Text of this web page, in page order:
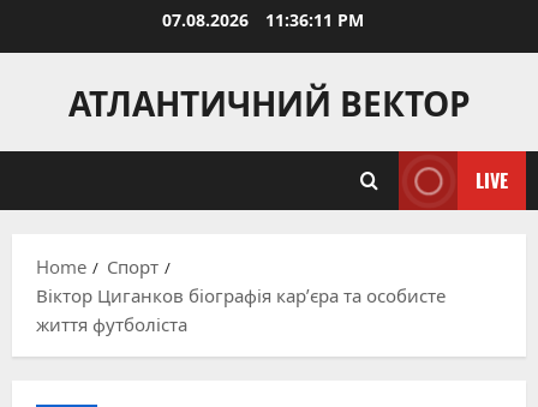
07.08.2026 11:36:12 PM
АТЛАНТИЧНИЙ ВЕКТОР
LIVE
Home
Спорт
Віктор Циганков біографія кар’єра та особисте
життя футболіста